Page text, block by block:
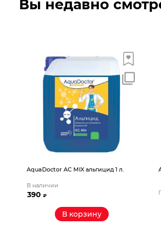
Вы недавно
AquaDoctor AС MIX альгицид 1 л.
В наличии
390₽
В корзину